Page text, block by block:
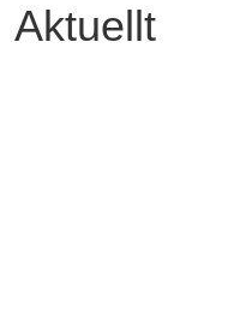
Aktuellt